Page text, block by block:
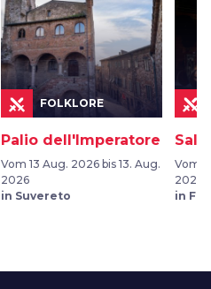
FOLKLORE
Palio dell'Imperatore
Vom 13 Aug. 2026 bis 13. Aug.
2026
in Suvereto
Vom
2026
in